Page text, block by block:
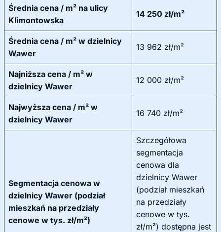
Średnia cena / m² na ulicy
Klimontowska
14 250 zł/m²
Średnia cena / m² w dzielnicy
Wawer
13 962 zł/m²
Najniższa cena / m² w
dzielnicy Wawer
12 000 zł/m²
Najwyższa cena / m² w
dzielnicy Wawer
16 740 zł/m²
Segmentacja cenowa w
dzielnicy Wawer (podział
mieszkań na przedziały
cenowe w tys. zł/m²)
Szczegółowa
segmentacja
cenowa dla
dzielnicy Wawer
(podział mieszkań
na przedziały
cenowe w tys.
zł/m²) dostępna jest